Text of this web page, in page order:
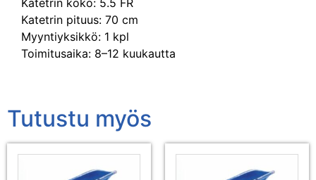
Katetrin pituus: 70 cm
Myyntiyksikkö: 1 kpl
Toimitusaika: 8–12 kuukautta
Tutustu myös